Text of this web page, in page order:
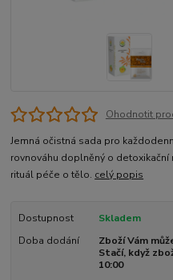
Ohodnotit
Jemná očistná sada pro
rovnováhu doplněný o
rituál péče o tělo. celý popis
Dostupnost
Skladem
Doba dodání
Zboží Vám
Stačí, když
10:00